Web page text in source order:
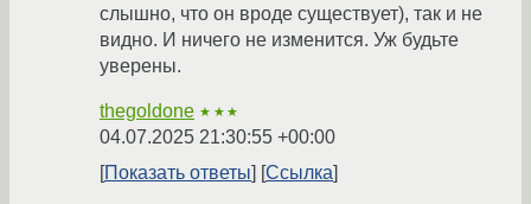
слышно, что он вроде существует), так и не
видно. И ничего не изменится. Уж будьте
уверены.
thegoldone ★★★
04.07.2025 21:30:55 +00:00
Показать ответы
Ссылка